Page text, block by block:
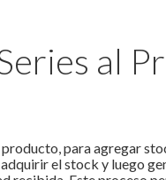
al
para agregar
el stock y luego